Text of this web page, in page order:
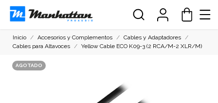
Inicio Accesorios y Complementos
Cables y Adaptadores
Cables para Altavoces
Yellow Cable ECO K09-3 (2 RCA/M-2 XLR/M)
AGOTADO